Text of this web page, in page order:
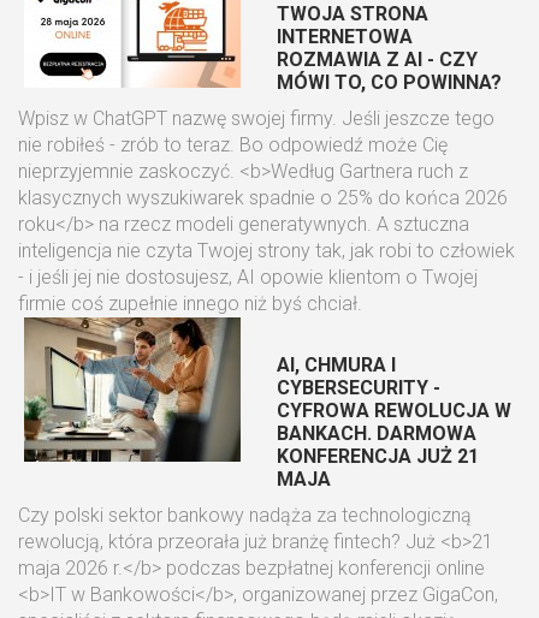
TWOJA STRONA
INTERNETOWA
ROZMAWIA Z AI - CZY
MÓWI TO, CO POWINNA?
Wpisz w ChatGPT nazwę swojej firmy. Jeśli jeszcze tego
nie robiłeś - zrób to teraz. Bo odpowiedź może Cię
nieprzyjemnie zaskoczyć. <b>Według Gartnera ruch z
klasycznych wyszukiwarek spadnie o 25% do końca 2026
roku</b> na rzecz modeli generatywnych. A sztuczna
inteligencja nie czyta Twojej strony tak, jak robi to człowiek
- i jeśli jej nie dostosujesz, AI opowie klientom o Twojej
firmie coś zupełnie innego niż byś chciał.
AI, CHMURA I
CYBERSECURITY -
CYFROWA REWOLUCJA W
BANKACH. DARMOWA
KONFERENCJA JUŻ 21
MAJA
Czy polski sektor bankowy nadąża za technologiczną
rewolucją, która przeorała już branżę fintech? Już <b>21
maja 2026 r.</b> podczas bezpłatnej konferencji online
<b>IT w Bankowości</b>, organizowanej przez GigaCon,